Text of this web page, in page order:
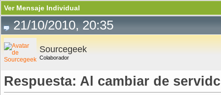
Ver Mensaje Individual
21/10/2010, 20:35
Sourcegeek
Colaborador
Respuesta: Al cambiar de